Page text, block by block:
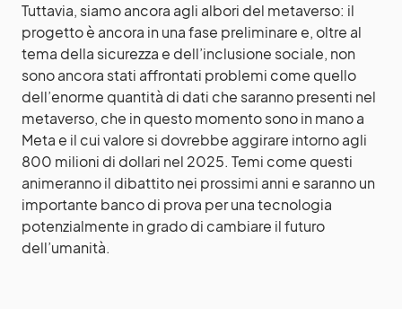
Tuttavia, siamo ancora agli albori del metaverso: il
progetto è ancora in una fase preliminare e, oltre al
tema della sicurezza e dell’inclusione sociale, non
sono ancora stati affrontati problemi come quello
dell’enorme quantità di dati che saranno presenti nel
metaverso, che in questo momento sono in mano a
Meta e il cui valore si dovrebbe aggirare intorno agli
800 milioni di dollari nel 2025. Temi come questi
animeranno il dibattito nei prossimi anni e saranno un
importante banco di prova per una tecnologia
potenzialmente in grado di cambiare il futuro
dell’umanità.